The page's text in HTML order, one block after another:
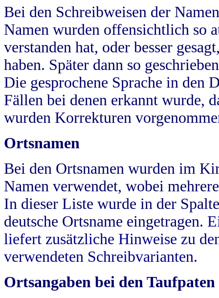
Bei den Schreibweisen der
Namen wurden offensichtlich so
verstanden hat, oder besser
haben. Später dann so
Die gesprochene Sprache in
Fällen bei denen erkannt wurde,
wurden Korrekturen
Ortsnamen
Bei den Ortsnamen wurden im
Namen verwendet, wobei
In dieser Liste wurde in der
deutsche Ortsname eingetragen.
liefert zusätzliche Hinweise zu
verwendeten Schreibvarianten.
Ortsangaben bei den Taufpaten